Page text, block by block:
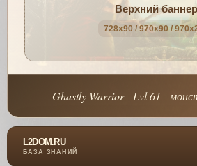
Верхний баннер
728x90 / 970x90 /
Ghastly Warrior - Lvl 61 -
L2DOM.RU
БАЗА ЗНАНИЙ